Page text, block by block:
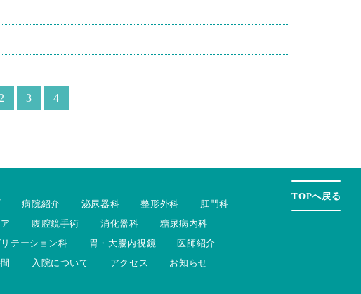
2 3 4
TOPへ戻る
病院紹介 泌尿器科 整形外科
肛門科
腹腔鏡手術 消化器科
糖尿病内科
テーション科
胃・大腸内視鏡
医師紹介
入院について アクセス お知らせ